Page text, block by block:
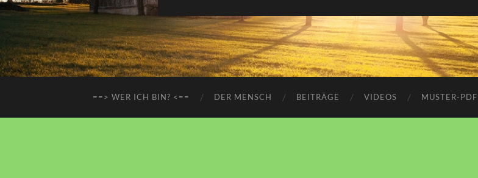
==> WER ICH BIN? <== DER MENSCH BEITRÄGE VIDEOS MUSTER-